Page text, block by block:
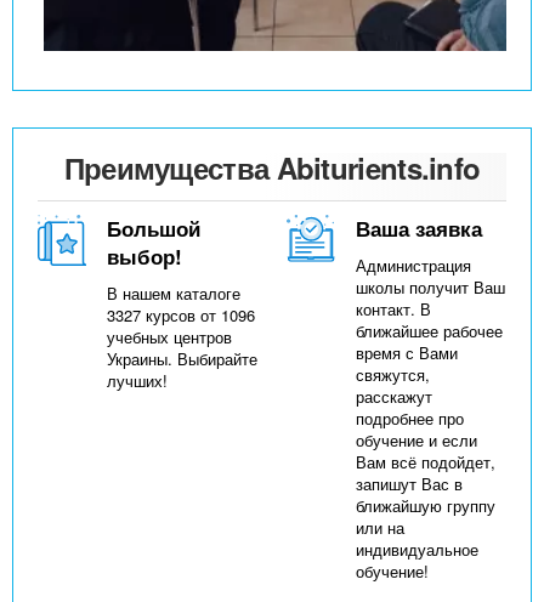
Преимущества Abiturients.info
Большой
выбор!
В нашем каталоге
3327 курсов от 1096
учебных центров
Украины. Выбирайте
лучших!
Ваша заявка
Администрация
школы получит Ваш
контакт. В
ближайшее рабочее
время с Вами
свяжутся,
расскажут
подробнее про
обучение и если
Вам всё подойдет,
запишут Вас в
ближайшую группу
или на
индивидуальное
обучение!